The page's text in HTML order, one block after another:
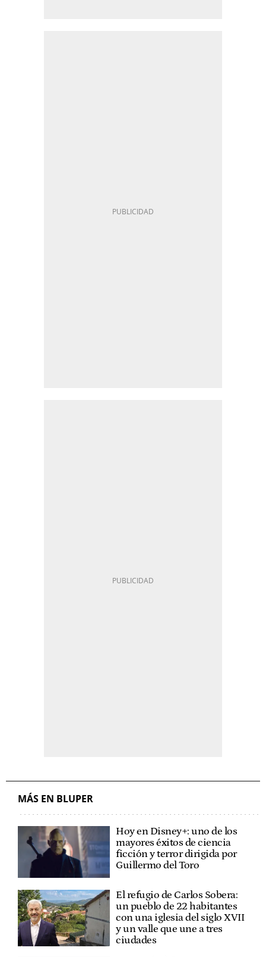
MÁS EN BLUPER
Hoy en Disney+: uno de los
mayores éxitos de ciencia
ficción y terror dirigida por
Guillermo del Toro
El refugio de Carlos Sobera:
un pueblo de 22 habitantes
con una iglesia del siglo XVII
y un valle que une a tres
ciudades